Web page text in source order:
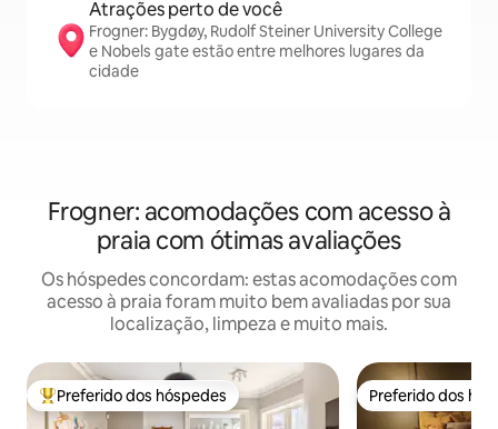
Atrações perto de você
Frogner: Bygdøy, Rudolf Steiner University College
e Nobels gate estão entre melhores lugares da
cidade
Frogner: acomodações com acesso à
praia com ótimas avaliações
Os hóspedes concordam: estas acomodações com
acesso à praia foram muito bem avaliadas por sua
localização, limpeza e muito mais.
Entre os melhores preferidos dos hóspedes
Preferido dos hóspedes Preferido dos
Preferido dos